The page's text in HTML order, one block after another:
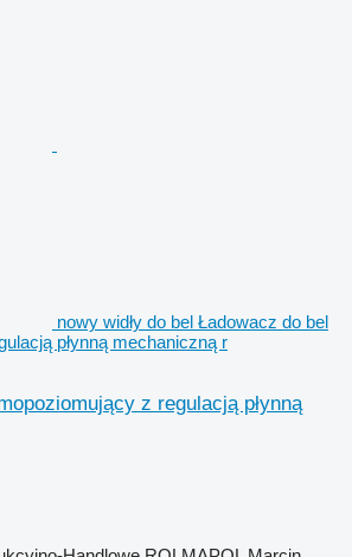
nowy widły do bel Ładowacz do bel
płynną mechaniczną r
z regulacją płynną